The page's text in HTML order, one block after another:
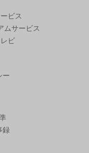
ビス
ムサービス
ビ
ー
録